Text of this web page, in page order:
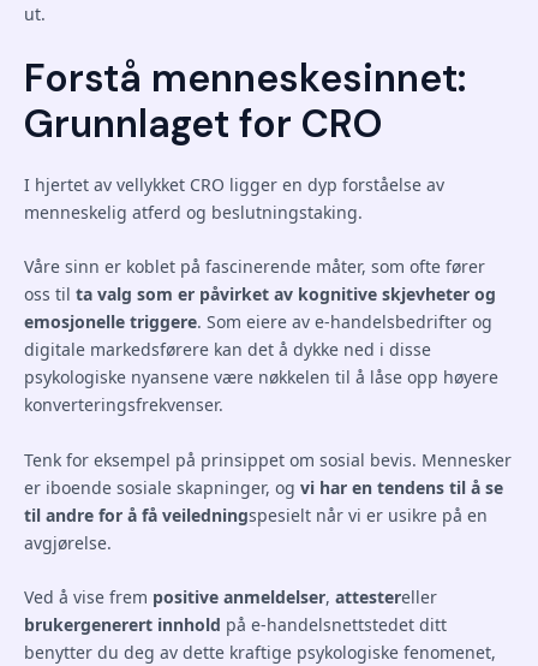
ut.
Forstå menneskesinnet:
Grunnlaget for CRO
I hjertet av vellykket CRO ligger en dyp forståelse av
menneskelig atferd og beslutningstaking.
Våre sinn er koblet på fascinerende måter, som ofte fører
oss til ta valg som er påvirket av kognitive skjevheter og
emosjonelle triggere. Som eiere av e-handelsbedrifter og
digitale markedsførere kan det å dykke ned i disse
psykologiske nyansene være nøkkelen til å låse opp høyere
konverteringsfrekvenser.
Tenk for eksempel på prinsippet om sosial bevis. Mennesker
er iboende sosiale skapninger, og vi har en tendens til å se
til andre for å få veiledningspesielt når vi er usikre på en
avgjørelse.
Ved å vise frem positive anmeldelser, attestereller
brukergenerert innhold på e-handelsnettstedet ditt
benytter du deg av dette kraftige psykologiske fenomenet,